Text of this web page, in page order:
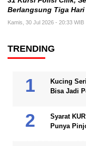
Berlangsung Tiga Hari
Kamis, 30 Jul 2026 - 20:33 WIB
TRENDING
Kucing
Bisa Jadi
Syarat
Punya